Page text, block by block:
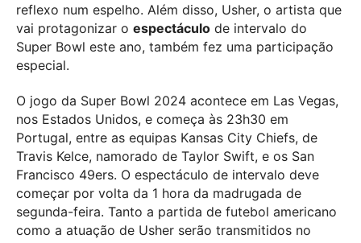
reflexo num espelho. Além disso, Usher, o artista que
vai protagonizar o espectáculo de intervalo do
Super Bowl este ano, também fez uma participação
especial.
O jogo da Super Bowl 2024 acontece em Las Vegas,
nos Estados Unidos, e começa às 23h30 em
Portugal, entre as equipas Kansas City Chiefs, de
Travis Kelce, namorado de Taylor Swift, e os San
Francisco 49ers. O espectáculo de intervalo deve
começar por volta da 1 hora da madrugada de
segunda-feira. Tanto a partida de futebol americano
como a atuação de Usher serão transmitidos no